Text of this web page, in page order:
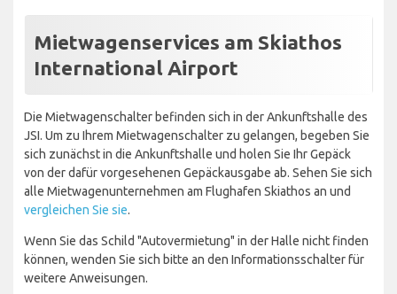
Mietwagenservices am Skiathos
International Airport
Die Mietwagenschalter befinden sich in der Ankunftshalle des
JSI. Um zu Ihrem Mietwagenschalter zu gelangen, begeben Sie
sich zunächst in die Ankunftshalle und holen Sie Ihr Gepäck
von der dafür vorgesehenen Gepäckausgabe ab. Sehen Sie sich
alle Mietwagenunternehmen am Flughafen Skiathos an und
vergleichen Sie sie.
Wenn Sie das Schild "Autovermietung" in der Halle nicht finden
können, wenden Sie sich bitte an den Informationsschalter für
weitere Anweisungen.